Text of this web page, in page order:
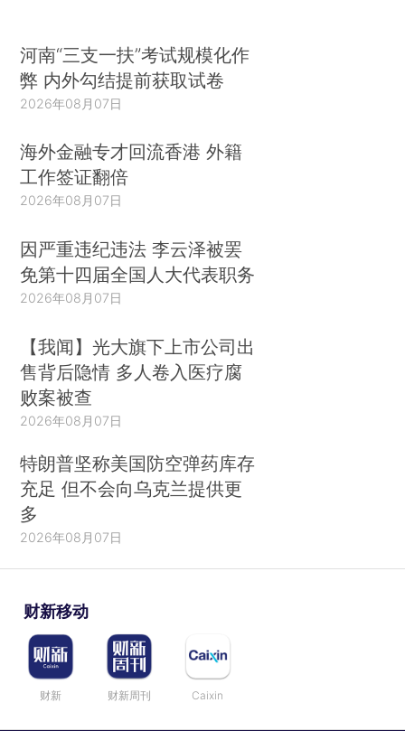
河南“三支一扶”考试规模化作
弊 内外勾结提前获取试卷
2026年08月07日
海外金融专才回流香港 外籍
工作签证翻倍
2026年08月07日
因严重违纪违法 李云泽被罢
免第十四届全国人大代表职务
2026年08月07日
【我闻】光大旗下上市公司出
售背后隐情 多人卷入医疗腐
败案被查
2026年08月07日
特朗普坚称美国防空弹药库存
充足 但不会向乌克兰提供更
多
2026年08月07日
财新移动
财新 财新周刊 Caixin